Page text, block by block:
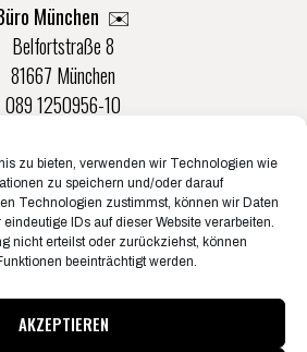
zu bieten, verwenden wir Technologien wie
zu speichern und/oder darauf
Technologien zustimmst, können wir Daten
IDs auf dieser Website verarbeiten.
nicht erteilst oder zurückziehst, können
beeinträchtigt werden.
AKZEPTIEREN
München ✉️
Belfortstraße 8
81667 München
089 1250956-10
Münster ✉️
Von-Langen-Str. 42
48147 Münster
0251 20132-0